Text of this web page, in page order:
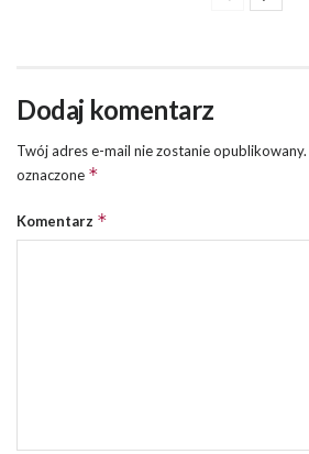
Dodaj komentarz
Twój adres e-mail nie zostanie opublikowany.
oznaczone *
Komentarz *